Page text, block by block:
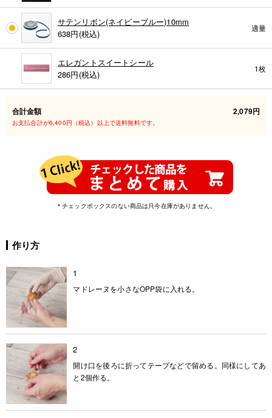
サテンリボン(ネイビーブルー)10mm
638円(税込)
適量
エレガントスイートシール
286円(税込)
1枚
合計金額 2,079円
お支払合計が6,400円（税込）以上で送料無料です。
＊チェックボックスのない商品は只今在庫がありません。
作り方
1
マドレーヌを小さなOPP袋に入れる。
2
開け口を後ろに折ってテープなどで留める。同様にしてあ
と2個作る。